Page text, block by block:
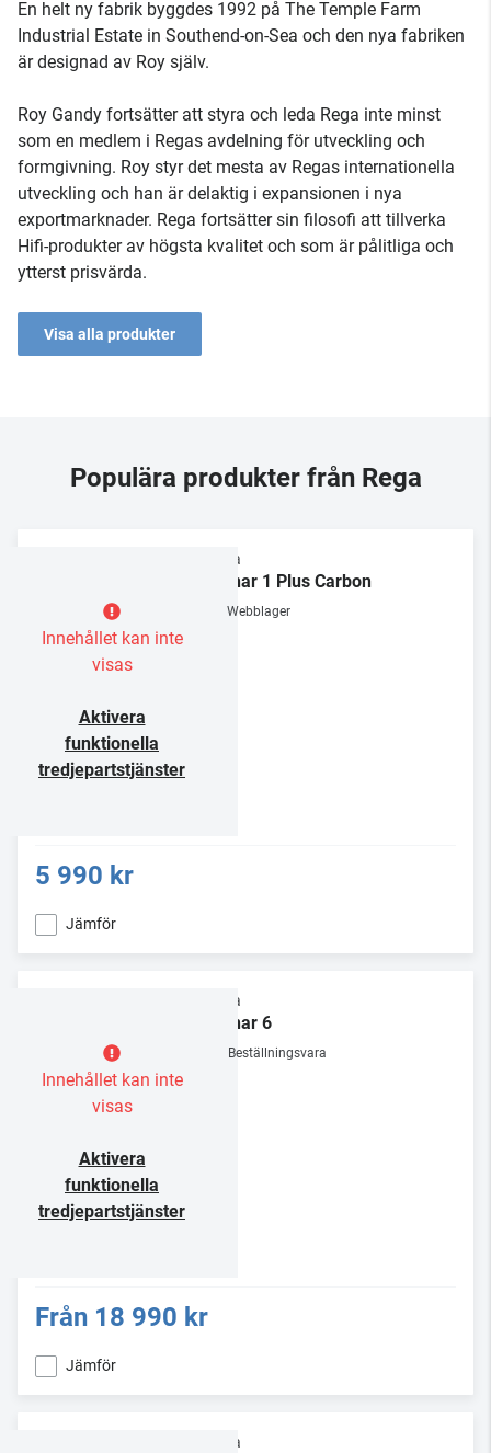
En helt ny fabrik byggdes 1992 på The Temple Farm
Industrial Estate in Southend-on-Sea och den nya fabriken
är designad av Roy själv.
Roy Gandy fortsätter att styra och leda Rega inte minst
som en medlem i Regas avdelning för utveckling och
formgivning. Roy styr det mesta av Regas internationella
utveckling och han är delaktig i expansionen i nya
exportmarknader. Rega fortsätter sin filosofi att tillverka
Hifi-produkter av högsta kvalitet och som är pålitliga och
ytterst prisvärda.
Visa alla produkter
Populära produkter från Rega
Innehållet kan inte
visas
Aktivera
funktionella
tredjepartstjänster
Rega
Planar 1 Plus Carbon
Webblager
5 990 kr
Jämför
Innehållet kan inte
visas
Aktivera
funktionella
tredjepartstjänster
Rega
Planar 6
Beställningsvara
Från 18 990 kr
Jämför
Rega